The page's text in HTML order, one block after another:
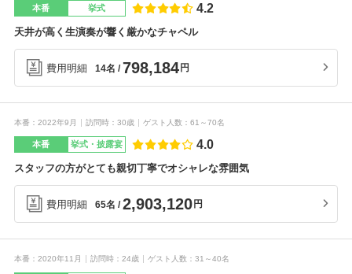
本番 挙式 4.2
天井が高く生演奏が響く厳かなチャペル
費用明細 14名 798,184 円
本番 2022年9月 訪問時 30歳 ゲスト人数 61～70名
本番 挙式・披露宴 4.0
スタッフの方がとても親切丁寧でオシャレな雰囲気
費用明細 65名 2,903,120 円
本番 2020年11月 訪問時 24歳 ゲスト人数 31～40名